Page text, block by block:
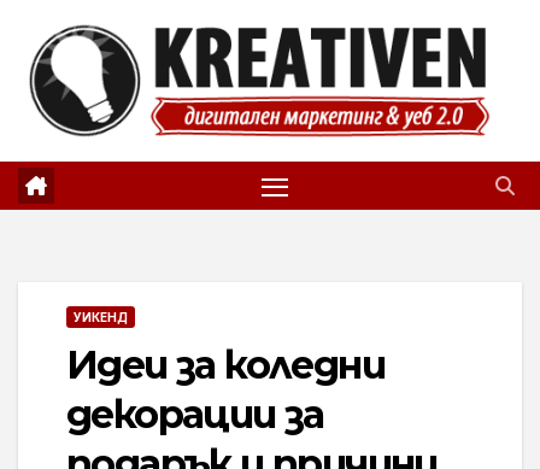
content
УИКЕНД
Идеи за коледни
декорации за